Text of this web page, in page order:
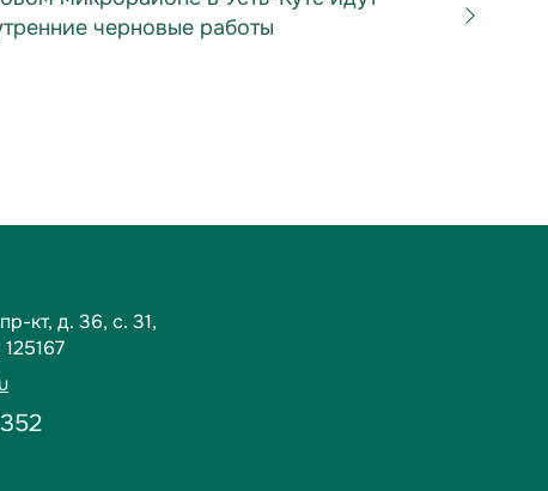
черновые работы
кт, д. 36, c. 31,